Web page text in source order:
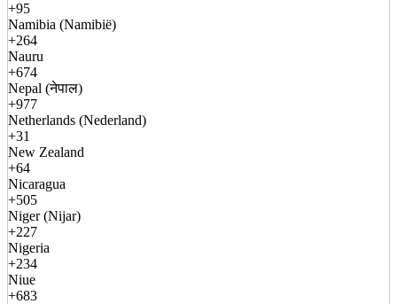
+95
Namibia (Namibië)
+264
Nauru
+674
Nepal (नेपाल)
+977
Netherlands (Nederland)
+31
New Zealand
+64
Nicaragua
+505
Niger (Nijar)
+227
Nigeria
+234
Niue
+683